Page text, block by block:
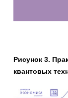
Рисунок 3.
квантовых